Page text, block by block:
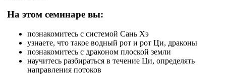
На этом семинаре вы:
познакомитесь с системой Сань Хэ
узнаете, что такое водный рот и рот Ци, драконы
познакомитесь с драконом плоской земли
научитесь разбираться в течение Ци, определять
направления потоков